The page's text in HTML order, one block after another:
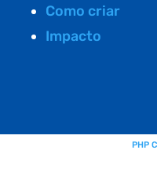
Como criar
Impacto
PHP